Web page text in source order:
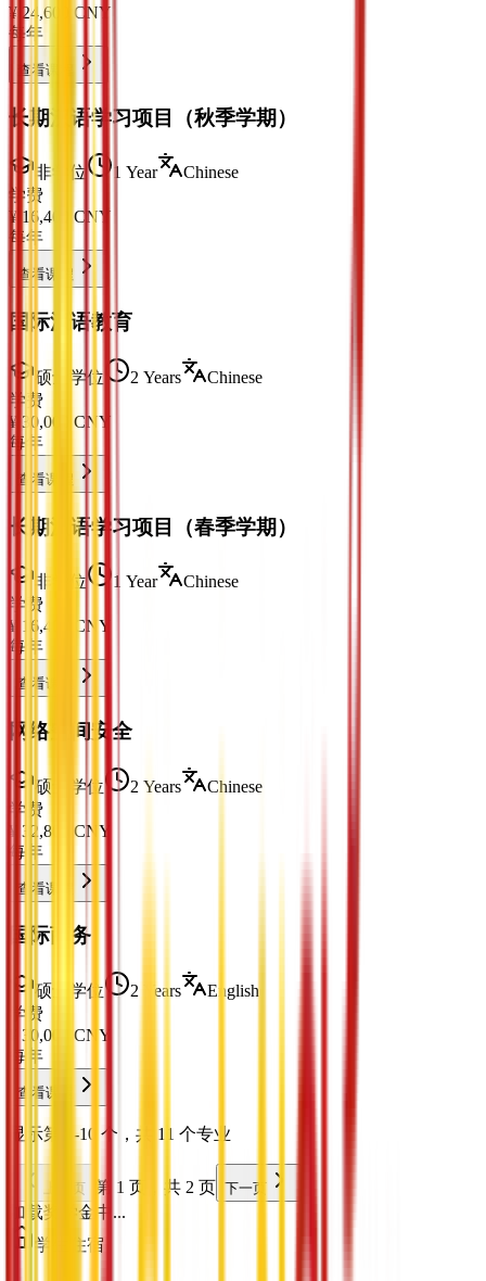
¥ 24,600
CNY
每年
查看课程
长期汉语学习项目（秋季学期）
非学位 1 Year
Chinese
学费
¥ 16,400
CNY
每年
查看课程
国际汉语教育
硕士学位 2 Years
Chinese
学费
¥ 30,000
CNY
每年
查看课程
长期汉语学习项目（春季学期）
非学位 1 Year
Chinese
学费
¥ 16,400
CNY
每年
查看课程
网络空间安全
硕士学位 2 Years
Chinese
学费
¥ 32,800
CNY
每年
查看课程
国际商务
硕士学位 2 Years
English
学费
30,000
CNY
每年
查看课程
显示第 1-10 个，共 11 个专业
上一页 第 1 页，共 2 页 下一页
加载奖学金中...
学生住宿